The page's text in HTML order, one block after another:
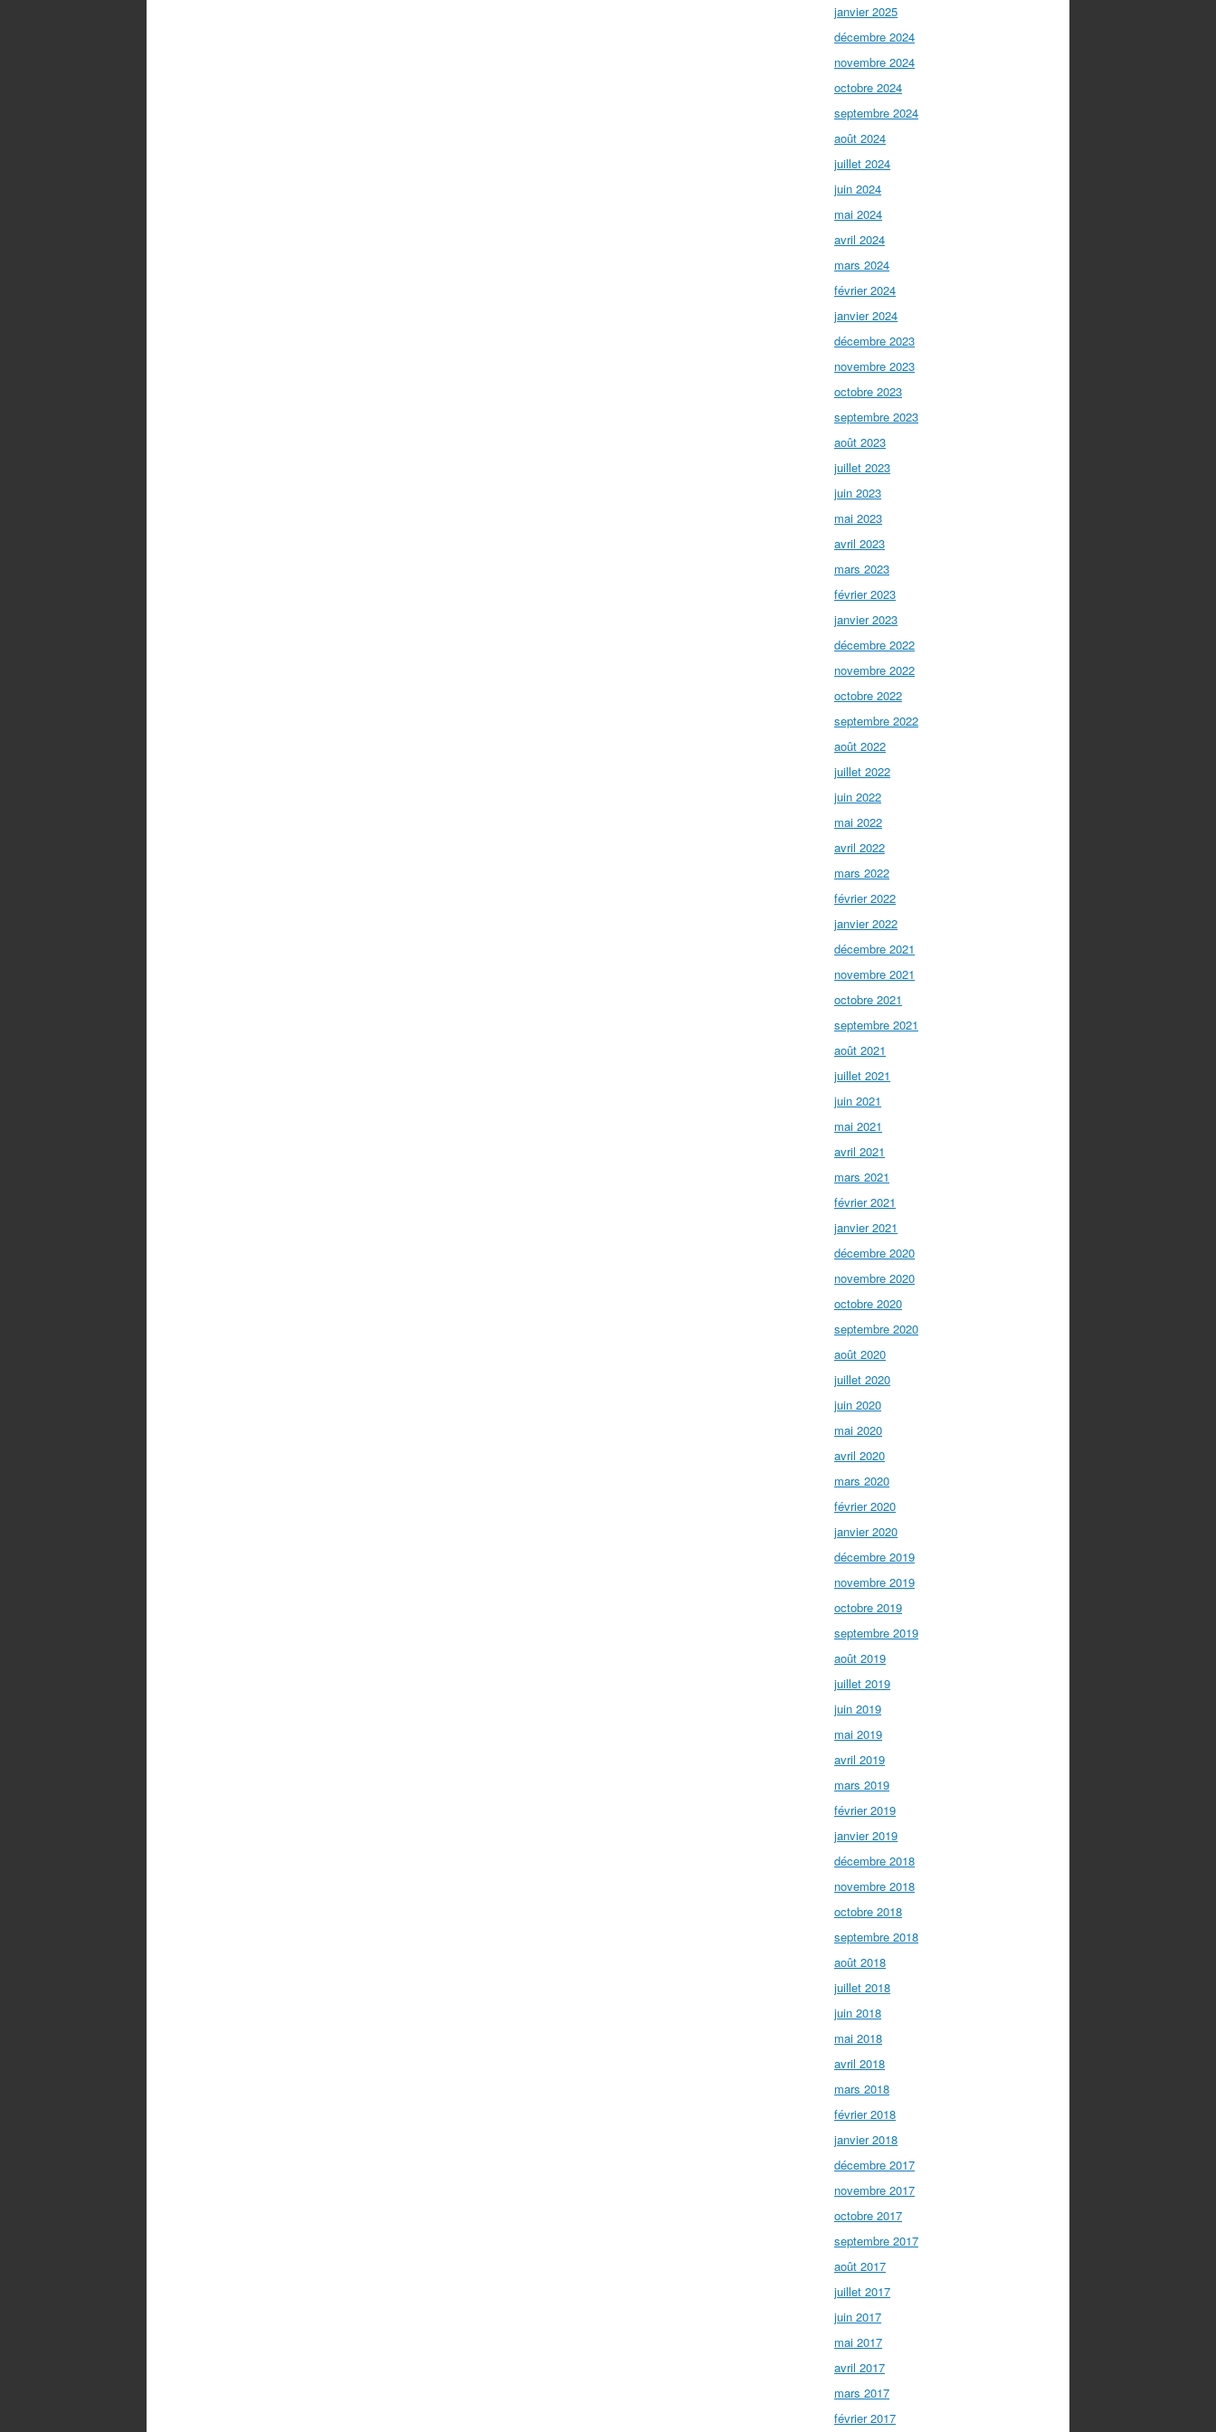
janvier 2025
décembre 2024
novembre 2024
octobre 2024
septembre 2024
août 2024
juillet 2024
juin 2024
mai 2024
avril 2024
mars 2024
février 2024
janvier 2024
décembre 2023
novembre 2023
octobre 2023
septembre 2023
août 2023
juillet 2023
juin 2023
mai 2023
avril 2023
mars 2023
février 2023
janvier 2023
décembre 2022
novembre 2022
octobre 2022
septembre 2022
août 2022
juillet 2022
juin 2022
mai 2022
avril 2022
mars 2022
février 2022
janvier 2022
décembre 2021
novembre 2021
octobre 2021
septembre 2021
août 2021
juillet 2021
juin 2021
mai 2021
avril 2021
mars 2021
février 2021
janvier 2021
décembre 2020
novembre 2020
octobre 2020
septembre 2020
août 2020
juillet 2020
juin 2020
mai 2020
avril 2020
mars 2020
février 2020
janvier 2020
décembre 2019
novembre 2019
octobre 2019
septembre 2019
août 2019
juillet 2019
juin 2019
mai 2019
avril 2019
mars 2019
février 2019
janvier 2019
décembre 2018
novembre 2018
octobre 2018
septembre 2018
août 2018
juillet 2018
juin 2018
mai 2018
avril 2018
mars 2018
février 2018
janvier 2018
décembre 2017
novembre 2017
octobre 2017
septembre 2017
août 2017
juillet 2017
juin 2017
mai 2017
avril 2017
mars 2017
février 2017